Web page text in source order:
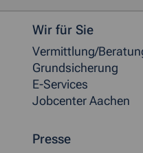
Weitere
Wir für Sie
Vermittlung/
Grundsicherung
E-Services
Jobcenter Aachen
Presse